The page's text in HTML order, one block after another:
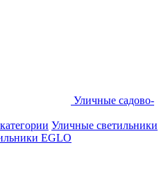
Уличные садово-
Уличные светильники
EGLO